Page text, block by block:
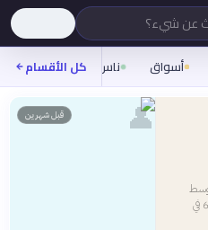
عن شيء؟
أسواق ناس روح
كل الأقسام
يعالج 15000 مريض سنوياً بمعدل شفاء 68 في
قبل شهرين 👤